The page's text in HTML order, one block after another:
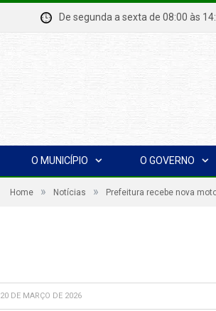
De segunda a sexta de 08:00
O MUNICÍPIO O GOVERNO
Home » Notícias » Prefeitura recebe nova
20 DE MARÇO DE 2026